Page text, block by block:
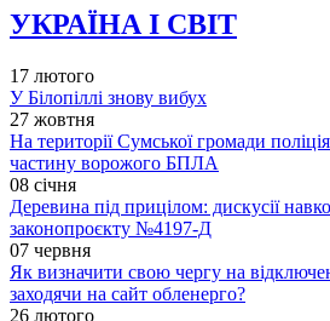
УКРАЇНА І СВІТ
17 лютого
У Білопіллі знову вибух
27 жовтня
На території Сумської громади
частину ворожого БПЛА
08 січня
Деревина під прицілом: дискусії
законопроєкту №4197-Д
07 червня
Як визначити свою чергу на
заходячи на сайт обленерго?
26 лютого